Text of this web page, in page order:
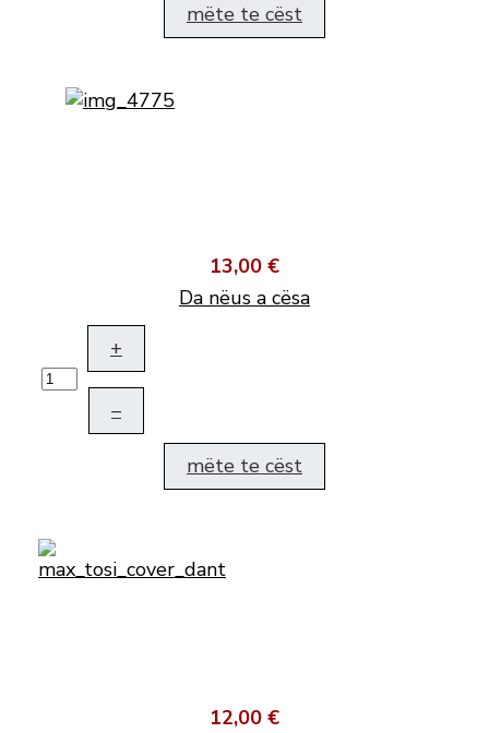
mëte te cëst
13,00 €
Da nëus a cësa
+
–
mëte te cëst
12,00 €